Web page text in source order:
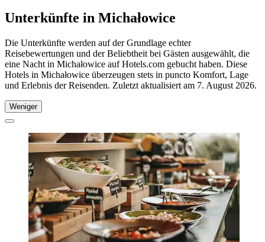
Unterkünfte in Michałowice
Die Unterkünfte werden auf der Grundlage echter
Reisebewertungen und der Beliebtheit bei Gästen ausgewählt, die
eine Nacht in Michałowice auf Hotels.com gebucht haben. Diese
Hotels in Michałowice überzeugen stets in puncto Komfort, Lage
und Erlebnis der Reisenden. Zuletzt aktualisiert am 7. August 2026.
Weniger